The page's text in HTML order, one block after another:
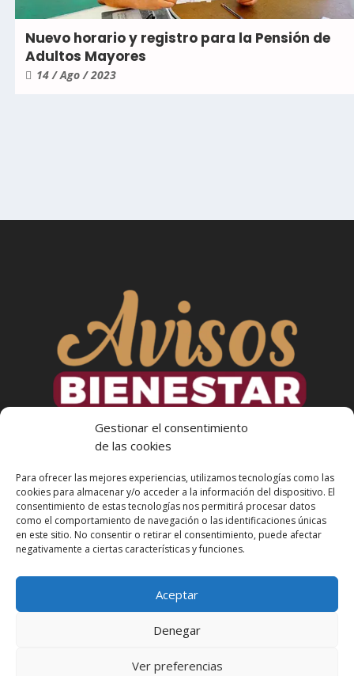
Gestionar el consentimiento
de las cookies
Para ofrecer las mejores experiencias, utilizamos tecnologías como las
cookies para almacenar y/o acceder a la información del dispositivo. El
consentimiento de estas tecnologías nos permitirá procesar datos
como el comportamiento de navegación o las identificaciones únicas
en este sitio. No consentir o retirar el consentimiento, puede afectar
negativamente a ciertas características y funciones.
Aceptar
Denegar
Ver preferencias
Nuevo horario y registro para la Pensión de
Adultos Mayores
14 / Ago / 2023
Más Informacion